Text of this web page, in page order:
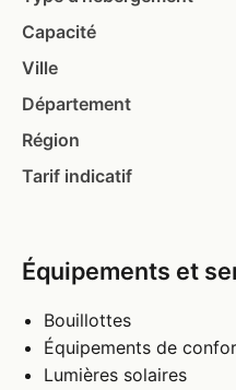
Capacité
Ville
Département
Région
Tarif indicatif
Équipements et
Bouillottes
Équipements de
Lumières solaires